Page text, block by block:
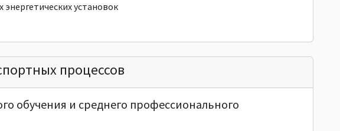
энергетических установок
процессов
обучения и среднего профессионального